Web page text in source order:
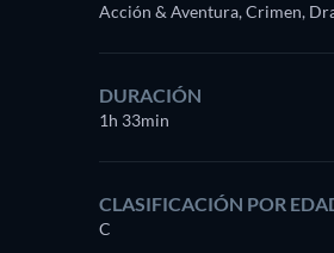
Acción & Aventura, Crimen,
DURACIÓN
1h 33min
CLASIFICACIÓN POR
C